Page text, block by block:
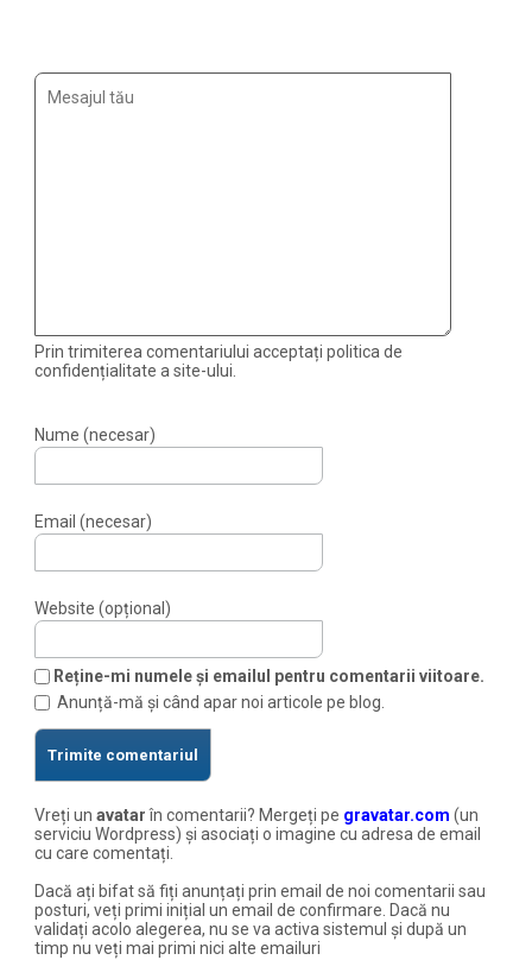
Prin trimiterea comentariului acceptați politica de
confidențialitate a site-ului.
Nume (necesar)
Email (necesar)
Website (opțional)
Reține-mi numele și emailul pentru comentarii viitoare.
Anunță-mă și când apar noi articole pe blog.
Vreți unavatarîn comentarii? Mergeți pe gravatar.com (un
serviciu Wordpress) și asociați o imagine cu adresa de email
cu care comentați.
Dacă ați bifat să fiți anunțați prin email de noi comentarii sau
posturi, veți primi inițial un email de confirmare. Dacă nu
validați acolo alegerea, nu se va activa sistemul și după un
timp nu veți mai primi nici alte emailuri